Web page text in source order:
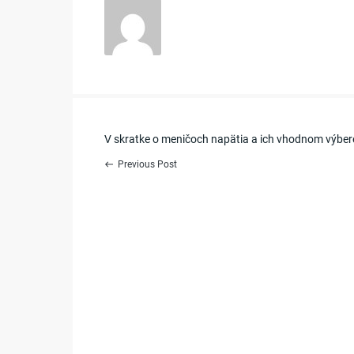
Post
V skratke o meničoch napätia a ich vhodnom
west Previous Post